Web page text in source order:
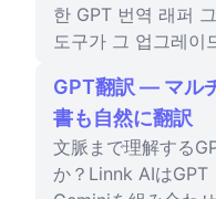
한 GPT 번역 래퍼
도구가 그 업그레이
GPT翻訳 — マル
書も自然に翻訳
文脈まで理解する
か？Linnk AIはGPT